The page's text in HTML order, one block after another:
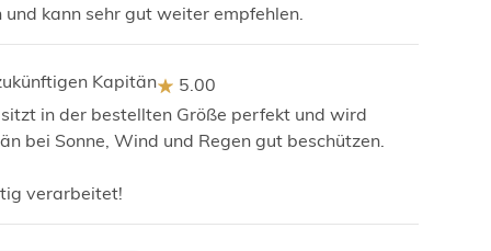
und kann sehr gut weiter empfehlen.
Kapitän
5.00
in der bestellten Größe perfekt und wird
bei Sonne, Wind und Regen gut beschützen.
verarbeitet!